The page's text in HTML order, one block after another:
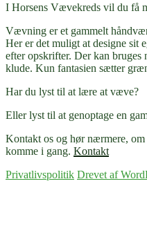
I Horsens Vævekreds vil du få
Vævning er et gammelt
Her er det muligt at designe sit
efter opskrifter. Der kan bruges
klude. Kun fantasien sætter
Har du lyst til at lære at væve?
Eller lyst til at genoptage en
Kontakt os og hør nærmere,
komme i gang. Kontakt
Privatlivspolitik Drevet af